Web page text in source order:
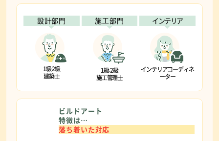
設計部⾨
1級‧2級
建築⼠
施⼯部⾨
1級‧2級
施⼯管理⼠
インテリア
インテリアコーディネ
ーター
ビルドアート
特徴は…
落ち着いた対応